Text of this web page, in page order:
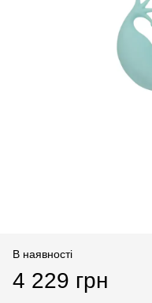
В наявності
4 229 грн